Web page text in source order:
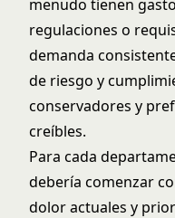
menudo tienen
regulaciones o
demanda
de riesgo y
conservadores y
creíbles.
Para cada
debería comenzar
dolor actuales y